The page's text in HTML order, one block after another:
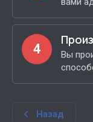
4
Вы
Назад